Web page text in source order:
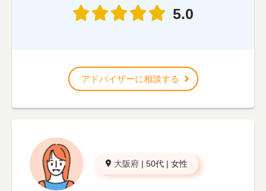
5.0
アドバイザーに相談する
大阪府 | 50代 | 女性